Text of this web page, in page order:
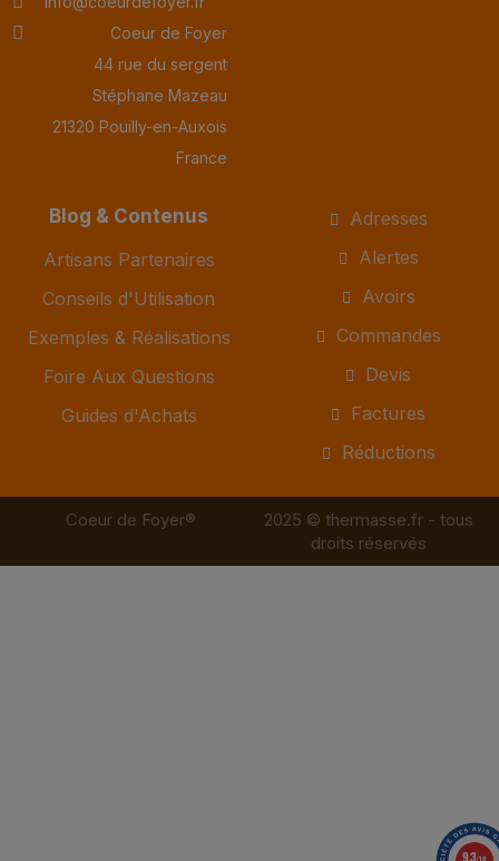
Coeur de Foyer
44 rue du sergent
Stéphane Mazeau
21320 Pouilly-en-Auxois
France
Blog & Contenus
Artisans Partenaires
Conseils d'Utilisation
Exemples & Réalisations
Foire Aux Questions
Guides d'Achats
Adresses
Alertes
Avoirs
Commandes
Devis
Factures
Réductions
Coeur de Foyer®
2025 © thermasse.fr - tous
droits réservés
9.3